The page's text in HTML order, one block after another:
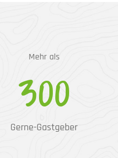
Mehr als
300
Gerne-Gastgeber